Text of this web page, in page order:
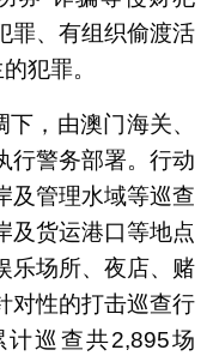
罪、有组织偷渡活
犯罪。
，由澳门海关、
行警务部署。行动
及管理水域等巡查
及货运港口等地点
乐场所、夜店、赌
对性的打击巡查行
巡查共2,895场